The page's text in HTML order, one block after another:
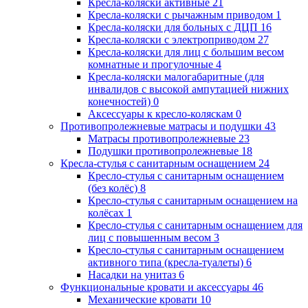
Кресла-коляски с рычажным приводом 1
Кресла-коляски для больных с ДЦП 16
Кресла-коляски с электроприводом 27
Кресла-коляски для лиц с большим весом
комнатные и прогулочные 4
Кресла-коляски малогабаритные (для
инвалидов с высокой ампутацией нижних
конечностей) 0
Аксессуары к кресло-коляскам 0
Противопролежневые матрасы и подушки 43
Матрасы противопролежневые 23
Подушки противопролежневые 18
Кресла-стулья с санитарным оснащением 24
Кресло-стулья с санитарным оснащением
(без колёс) 8
Кресло-стулья с санитарным оснащением на
колёсах 1
Кресло-стулья с санитарным оснащением для
лиц с повышенным весом 3
Кресло-стулья с санитарным оснащением
активного типа (кресла-туалеты) 6
Насадки на унитаз 6
Функциональные кровати и аксессуары 46
Механические кровати 10